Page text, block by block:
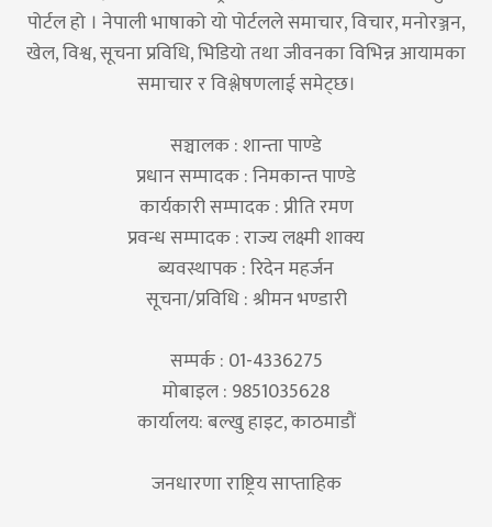
पोर्टल हो । नेपाली भाषाको यो पोर्टलले समाचार, विचार, मनोरञ्जन,
खेल, विश्व, सूचना प्रविधि, भिडियो तथा जीवनका विभिन्न आयामका
समाचार र विश्लेषणलाई समेट्छ।
सञ्चालक : शान्ता पाण्डे
प्रधान सम्पादक : निमकान्त पाण्डे
कार्यकारी सम्पादक : प्रीति रमण
प्रवन्ध सम्पादक : राज्य लक्ष्मी शाक्य
ब्यवस्थापक : रिदेन महर्जन
सूचना/प्रविधि : श्रीमन भण्डारी
सम्पर्क : 01-4336275
मोबाइल : 9851035628
कार्यालय: बल्खु हाइट, काठमाडौं
जनधारणा राष्ट्रिय साप्ताहिक